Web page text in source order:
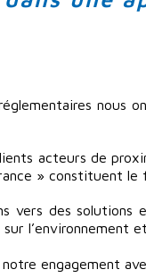
nous
acteurs de
» constituent le
vers des
l’environnement
engagement